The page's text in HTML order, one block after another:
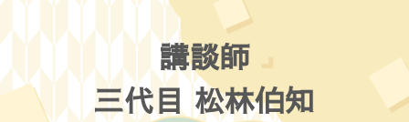
講談師
三代目 松林伯知